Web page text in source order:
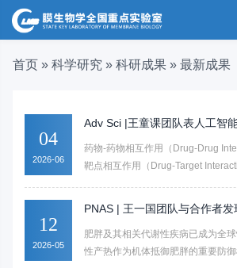
首页 » 科学研究 » 科研成果 » 最新成果
04
2026-06
Adv Sci |王童课团队表人工智
药物-药物相互作用（Drug-Drug
靶点相互作用（Drug-Target
现实价值。一方面，药物分子与生
机制往往是联合用药产生临床毒副
条件；另一方面，随着图神经网络
工智能技术的演进发展，如何在生
12
2026-05
PNAS | 王一国团队与合作者发
肥胖及其相关代谢性疾病已成为全
性产热作为机体抵御肥胖的重要防